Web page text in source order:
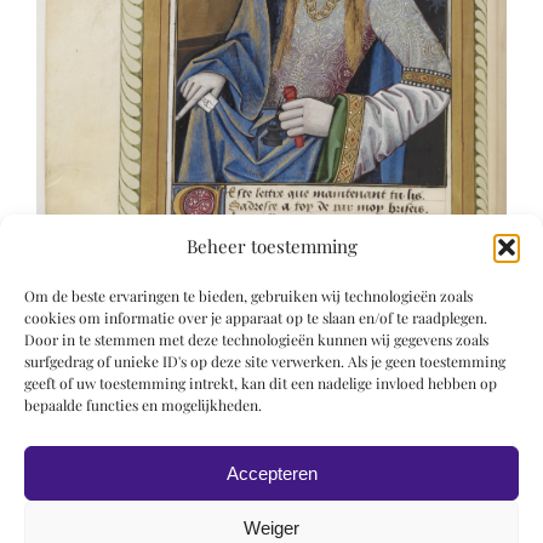
Beheer toestemming
Om de beste ervaringen te bieden, gebruiken wij technologieën zoals
cookies om informatie over je apparaat op te slaan en/of te raadplegen.
Door in te stemmen met deze technologieën kunnen wij gegevens zoals
surfgedrag of unieke ID's op deze site verwerken. Als je geen toestemming
geeft of uw toestemming intrekt, kan dit een nadelige invloed hebben op
bepaalde functies en mogelijkheden.
Accepteren
Weiger